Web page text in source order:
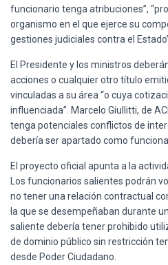
funcionario tenga atribuciones”,
organismo en el que ejerce su
gestiones judiciales contra el
El Presidente y los ministros
acciones o cualquier otro título
vinculadas a su área “o cuya
influenciada”. Marcelo Giullitti, de
tenga potenciales conflictos de
debería ser apartado como
El proyecto oficial apunta a la
Los funcionarios salientes podrán
no tener una relación contractual
la que se desempeñaban durante
saliente debería tener prohibido
de dominio público sin restricción
desde Poder Ciudadano.